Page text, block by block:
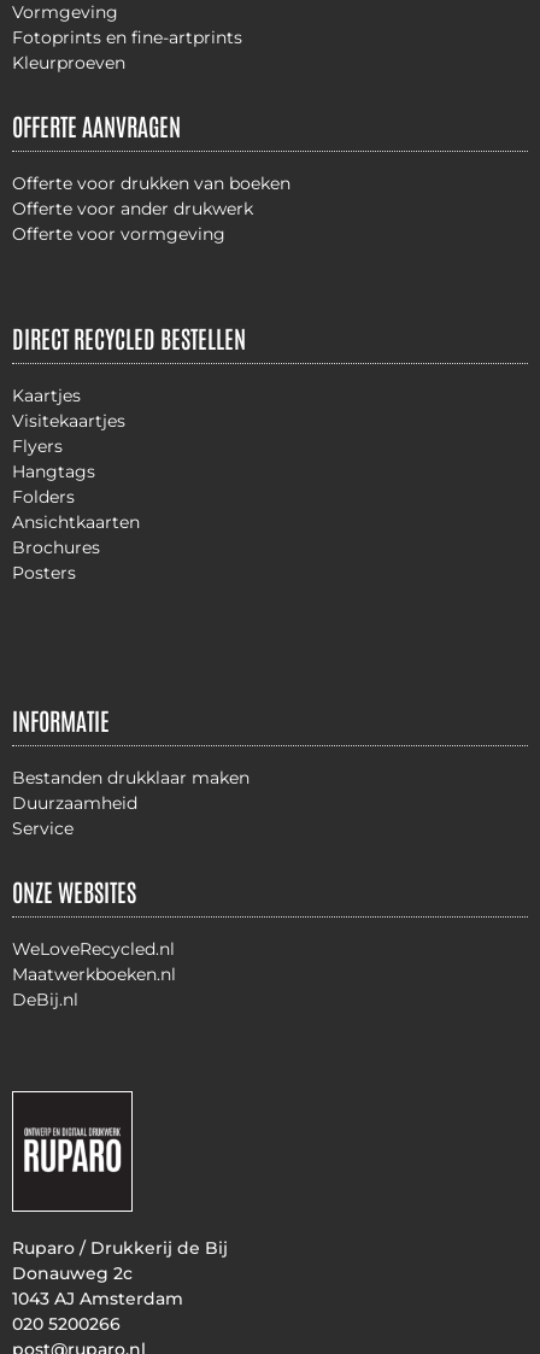
Vormgeving
Fotoprints en fine-artprints
Kleurproeven
OFFERTE AANVRAGEN
Offerte voor drukken van boeken
Offerte voor ander drukwerk
Offerte voor vormgeving
DIRECT RECYCLED BESTELLEN
Kaartjes
Visitekaartjes
Flyers
Hangtags
Folders
Ansichtkaarten
Brochures
Posters
INFORMATIE
Bestanden drukklaar maken
Duurzaamheid
Service
ONZE WEBSITES
WeLoveRecycled.nl
Maatwerkboeken.nl
DeBij.nl
Ruparo / Drukkerij de Bij
Donauweg 2c
1043 AJ Amsterdam
020 5200266
post@ruparo.nl